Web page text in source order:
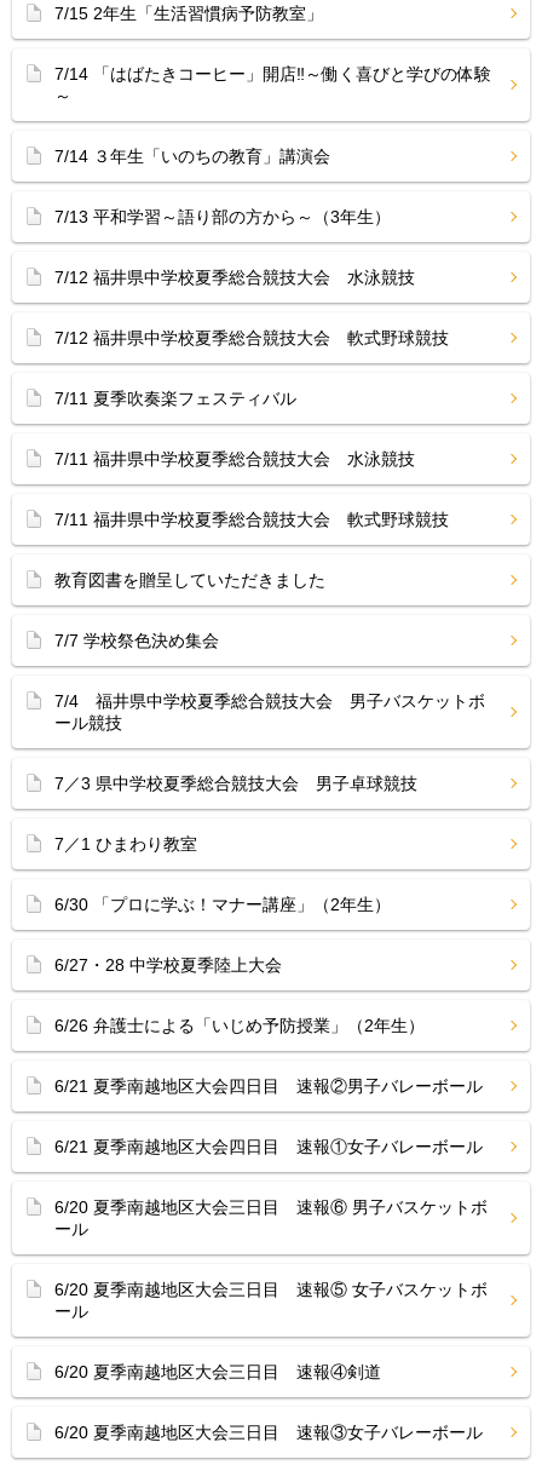
7/15 2年生「生活習慣病予防教室」
7/14 「はばたきコーヒー」開店‼︎～働く喜びと学びの体験
～
7/14 ３年生「いのちの教育」講演会
7/13 平和学習～語り部の方から～（3年生）
7/12 福井県中学校夏季総合競技大会 水泳競技
7/12 福井県中学校夏季総合競技大会 軟式野球競技
7/11 夏季吹奏楽フェスティバル
7/11 福井県中学校夏季総合競技大会 水泳競技
7/11 福井県中学校夏季総合競技大会 軟式野球競技
教育図書を贈呈していただきました
7/7 学校祭色決め集会
7/4 福井県中学校夏季総合競技大会 男子バスケットボ
ール競技
7／3 県中学校夏季総合競技大会 男子卓球競技
7／1 ひまわり教室
6/30 「プロに学ぶ！マナー講座」（2年生）
6/27・28 中学校夏季陸上大会
6/26 弁護士による「いじめ予防授業」（2年生）
6/21 夏季南越地区大会四日目 速報②男子バレーボール
6/21 夏季南越地区大会四日目 速報①女子バレーボール
6/20 夏季南越地区大会三日目 速報⑥ 男子バスケットボ
ール
6/20 夏季南越地区大会三日目 速報⑤ 女子バスケットボ
ール
6/20 夏季南越地区大会三日目 速報④剣道
6/20 夏季南越地区大会三日目 速報③女子バレーボール